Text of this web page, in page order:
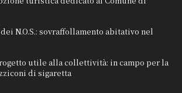
N.O.S.: sovraffollamento abitativo nel
utile alla collettività: in campo per la
di sigaretta